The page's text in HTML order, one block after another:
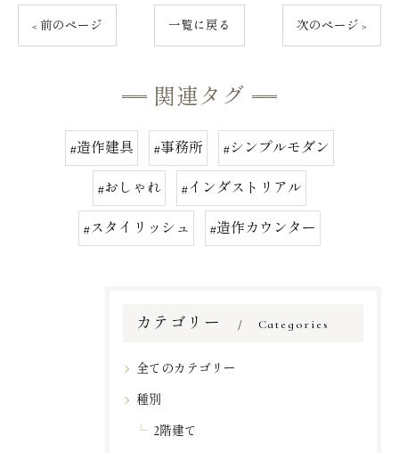
< 前のページ 一覧に戻る 次のページ >
関連タグ
#造作建具 #事務所 #シンプルモダン
#おしゃれ #インダストリアル
#スタイリッシュ #造作カウンター
カテゴリー Categories
全てのカテゴリー
種別
2階建て